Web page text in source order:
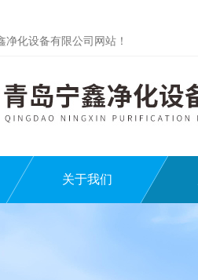
化设备有限公司网站！
关于我们